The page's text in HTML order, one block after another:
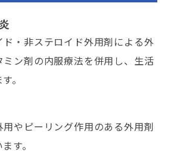
・非ステロイド外用剤による外
ン剤の内服療法を併用し、生活
。
やピーリング作用のある外用剤
す。